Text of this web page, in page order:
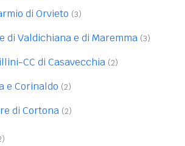
di Orvieto (3)
di Valdichiana e di Maremma (3)
CC di Casavecchia (2)
e Corinaldo (2)
di Cortona (2)